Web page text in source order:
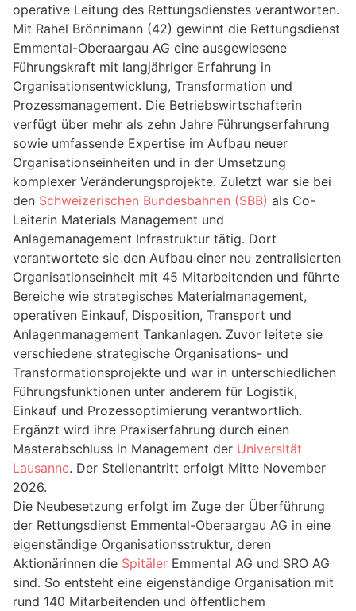
operative Leitung des Rettungsdienstes verantworten.
Mit Rahel Brönnimann (42) gewinnt die Rettungsdienst
Emmental-Oberaargau AG eine ausgewiesene
Führungskraft mit langjähriger Erfahrung in
Organisationsentwicklung, Transformation und
Prozessmanagement. Die Betriebswirtschafterin
verfügt über mehr als zehn Jahre Führungserfahrung
sowie umfassende Expertise im Aufbau neuer
Organisationseinheiten und in der Umsetzung
komplexer Veränderungsprojekte. Zuletzt war sie bei
den Schweizerischen Bundesbahnen (SBB) als Co-
Leiterin Materials Management und
Anlagemanagement Infrastruktur tätig. Dort
verantwortete sie den Aufbau einer neu zentralisierten
Organisationseinheit mit 45 Mitarbeitenden und führte
Bereiche wie strategisches Materialmanagement,
operativen Einkauf, Disposition, Transport und
Anlagenmanagement Tankanlagen. Zuvor leitete sie
verschiedene strategische Organisations- und
Transformationsprojekte und war in unterschiedlichen
Führungsfunktionen unter anderem für Logistik,
Einkauf und Prozessoptimierung verantwortlich.
Ergänzt wird ihre Praxiserfahrung durch einen
Masterabschluss in Management der Universität
Lausanne. Der Stellenantritt erfolgt Mitte November
2026.
Die Neubesetzung erfolgt im Zuge der Überführung
der Rettungsdienst Emmental-Oberaargau AG in eine
eigenständige Organisationsstruktur, deren
Aktionärinnen die Spitäler Emmental AG und SRO AG
sind. So entsteht eine eigenständige Organisation mit
rund 140 Mitarbeitenden und öffentlichem